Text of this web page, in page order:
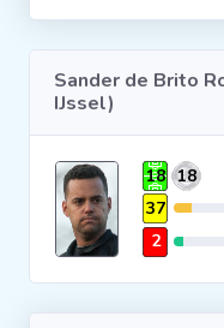
VROUWEN
Clubs
Wedstrijden
Statistieken
Sander de Brito
IJssel)
18 18
37
2